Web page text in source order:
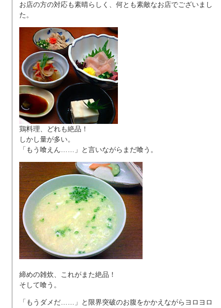
お店の方の対応も素晴らしく、何とも素敵なお店でございまし
た。
鶏料理、どれも絶品！
しかし量が多い。
「もう喰えん……」と言いながらまだ喰う。
締めの雑炊、これがまた絶品！
そして喰う。
「もうダメだ……」と限界突破のお腹をかかえながらヨロヨロ